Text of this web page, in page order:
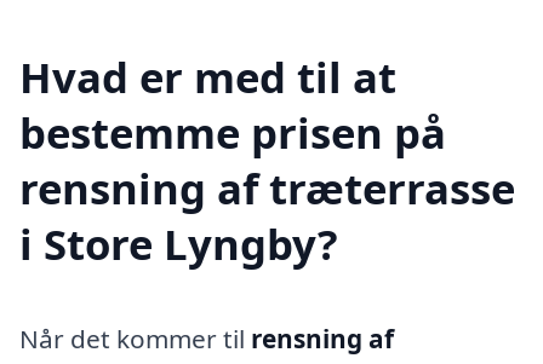
Hvad er med til at
bestemme prisen på
rensning af træterrasse
i Store Lyngby?
Når det kommer til rensning af